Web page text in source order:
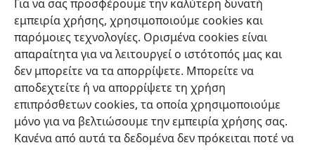
Για να σας προσφέρουμε την καλύτερη δυνατή
εμπειρία χρήσης, χρησιμοποιούμε cookies και
παρόμοιες τεχνολογίες. Ορισμένα cookies είναι
απαραίτητα για να λειτουργεί ο ιστότοπός μας και
δεν μπορείτε να τα απορρίψετε. Μπορείτε να
αποδεχτείτε ή να απορρίψετε τη χρήση
επιπρόσθετων cookies, τα οποία χρησιμοποιούμε
μόνο για να βελτιώσουμε την εμπειρία χρήσης σας.
Κανένα από αυτά τα δεδομένα δεν πρόκειται ποτέ να
ἐκκλησίαν τοῦ Θεοῦ, 33 καθὼς καὶ ἐγὼ κατὰ πάντα
ἀρέσκω εἰς πάντας, μή ζητῶν τὸ ἰδικὸν μου
συμφέρον, ἀλλὰ τὸ τῶν πολλῶν, διὰ νὰ σωθῶσι.
Ελληνική Κοινή Χρήση Προτιμήσεις
Copyright© 2026 Watch Tower Bible and Tract Society of Pennsylvania